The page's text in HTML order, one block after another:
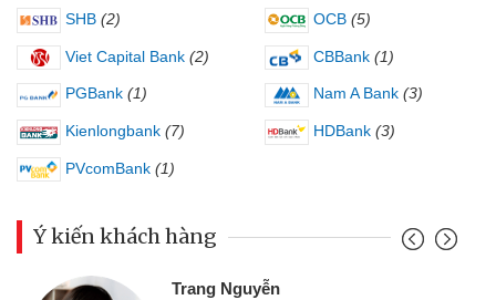
SHB (2) OCB (5)
Viet Capital Bank (2) CBBank (1)
PGBank (1) Nam A Bank (3)
Kienlongbank (7) HDBank (3)
PVcomBank (1)
Ý kiến khách hàng
Trang Nguyễn